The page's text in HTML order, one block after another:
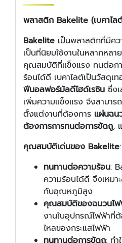
พลาสติก Bakelite (เบคาไ
Bakelite เป็นพลาสติกที่มีค
เป็นที่นิยมใช้งานในหลากหล
คุณสมบัติที่แข็งแรง ทนต่อก
ร้อนได้ดี เบคาไลต์เป็นวัสดุเ
ฟีนอลฟอร์มัลดีไฮด์เรซิน ซึ่ง
เพิ่มความแข็งแรง จึงสามาร
ตั้งแต่งานที่ต้องการ แผ่นฉน
ต้องการการทนต่อการขัดถู,
คุณสมบัติเด่นของ Bakelite:
ทนทานต่อความร้อน:
ความร้อนได้ดี จึงเหม
กับอุณหภูมิสูง
คุณสมบัติของฉนวนไ
งานในอุปกรณ์ไฟฟ้าที่
ไหลของกระแสไฟฟ้า